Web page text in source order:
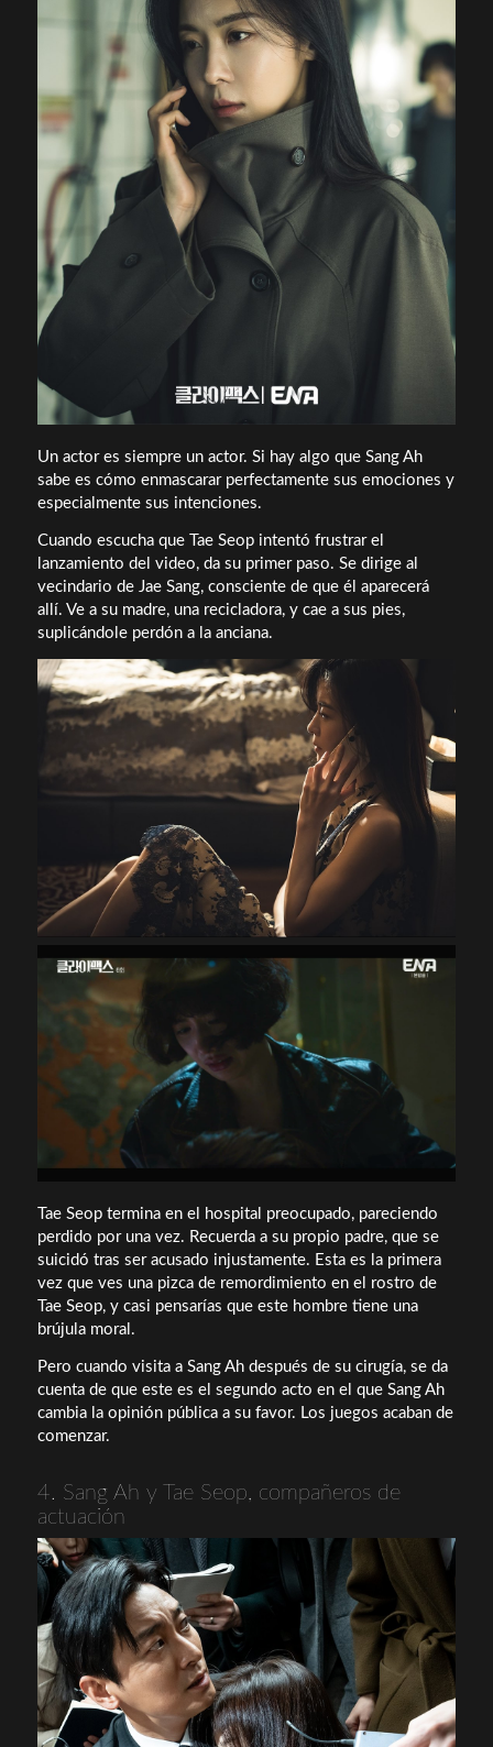
Un actor es siempre un actor. Si hay algo que Sang Ah
sabe es cómo enmascarar perfectamente sus emociones y
especialmente sus intenciones.
Cuando escucha que Tae Seop intentó frustrar el
lanzamiento del video, da su primer paso. Se dirige al
vecindario de Jae Sang, consciente de que él aparecerá
allí. Ve a su madre, una recicladora, y cae a sus pies,
suplicándole perdón a la anciana.
Tae Seop termina en el hospital preocupado, pareciendo
perdido por una vez. Recuerda a su propio padre, que se
suicidó tras ser acusado injustamente. Esta es la primera
vez que ves una pizca de remordimiento en el rostro de
Tae Seop, y casi pensarías que este hombre tiene una
brújula moral.
Pero cuando visita a Sang Ah después de su cirugía, se da
cuenta de que este es el segundo acto en el que Sang Ah
cambia la opinión pública a su favor. Los juegos acaban de
comenzar.
4. Sang Ah y Tae Seop, compañeros de
actuación